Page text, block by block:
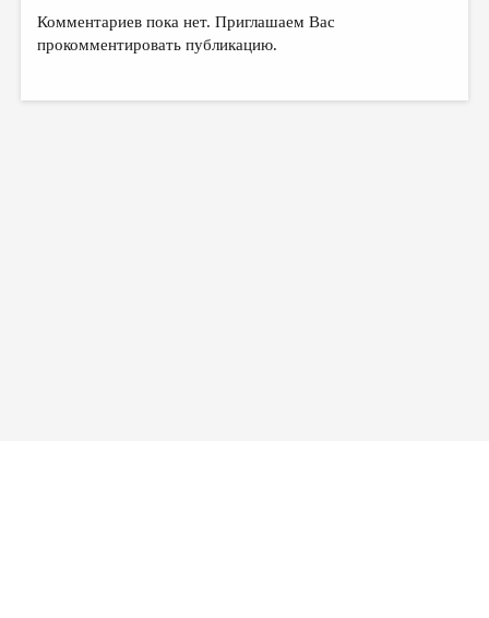
Комментариев пока нет. Приглашаем Вас
прокомментировать публикацию.